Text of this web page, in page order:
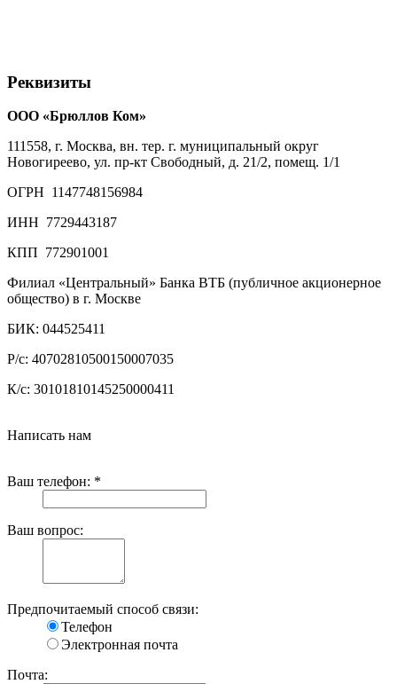
Реквизиты
ООО «Брюллов Ком»
111558, г. Москва, вн. тер. г. муниципальный округ
Новогиреево, ул. пр-кт Свободный, д. 21/2, помещ. 1/1
ОГРН 1147748156984
ИНН 7729443187
КПП 772901001
Филиал «Центральный» Банка ВТБ (публичное акционерное
общество) в г. Москве
БИК: 044525411
Р/с: 40702810500150007035
К/с: 30101810145250000411
Написать нам
Ваш телефон: *
Ваш вопрос:
Предпочитаемый способ связи:
Телефон
Электронная почта
Почта: